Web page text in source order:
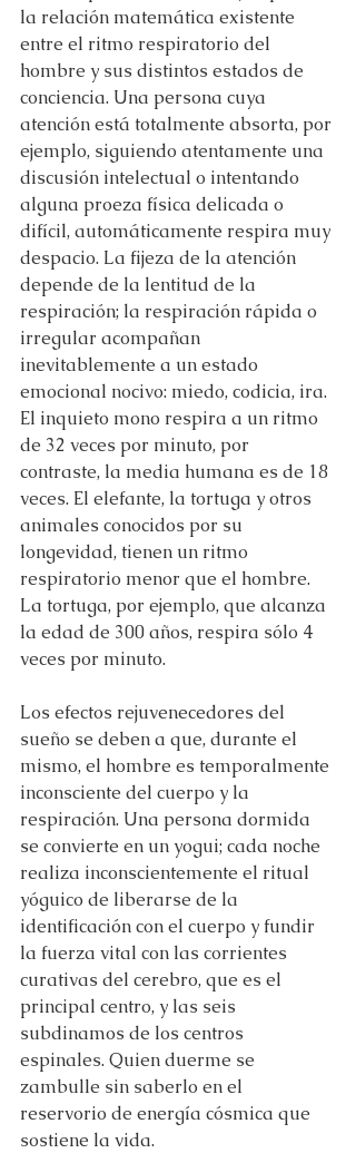
la relación matemática existente
entre el ritmo respiratorio del
hombre y sus distintos estados de
conciencia. Una persona cuya
atención está totalmente absorta, por
ejemplo, siguiendo atentamente una
discusión intelectual o intentando
alguna proeza física delicada o
difícil, automáticamente respira muy
despacio. La fijeza de la atención
depende de la lentitud de la
respiración; la respiración rápida o
irregular acompañan
inevitablemente a un estado
emocional nocivo: miedo, codicia, ira.
El inquieto mono respira a un ritmo
de 32 veces por minuto, por
contraste, la media humana es de 18
veces. El elefante, la tortuga y otros
animales conocidos por su
longevidad, tienen un ritmo
respiratorio menor que el hombre.
La tortuga, por ejemplo, que alcanza
la edad de 300 años, respira sólo 4
veces por minuto.
Los efectos rejuvenecedores del
sueño se deben a que, durante el
mismo, el hombre es temporalmente
inconsciente del cuerpo y la
respiración. Una persona dormida
se convierte en un yogui; cada noche
realiza inconscientemente el ritual
yóguico de liberarse de la
identificación con el cuerpo y fundir
la fuerza vital con las corrientes
curativas del cerebro, que es el
principal centro, y las seis
subdinamos de los centros
espinales. Quien duerme se
zambulle sin saberlo en el
reservorio de energía cósmica que
sostiene la vida.